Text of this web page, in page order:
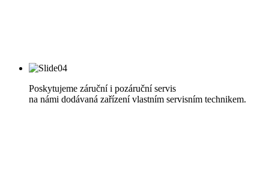
Poskytujeme záruční i pozáruční servis
na námi dodávaná zařízení vlastním servisním technikem.